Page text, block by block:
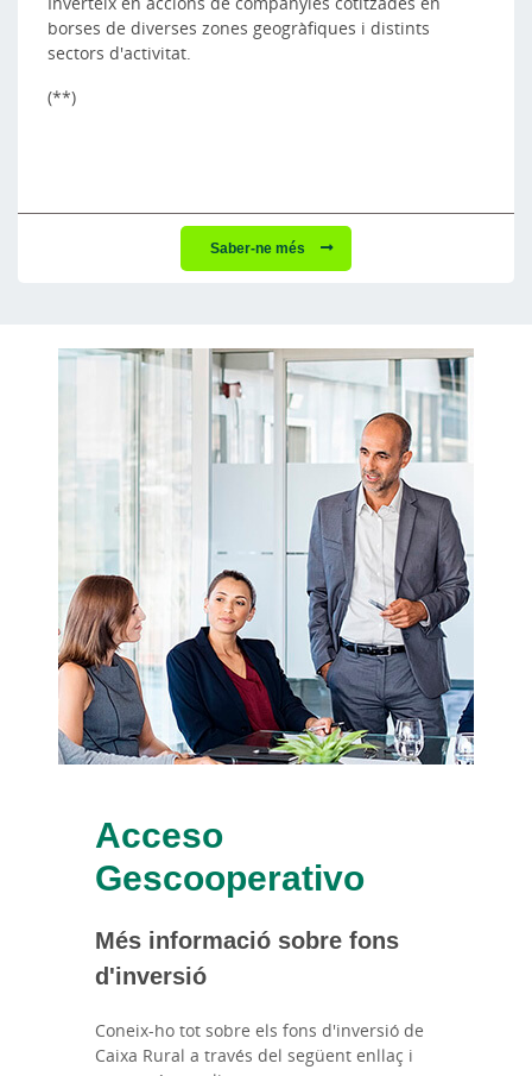
borses de diverses zones geogràfiques i distints
sectors d'activitat.
(**)
Saber-ne més
Acceso
Gescooperativo
Més informació sobre fons
d'inversió
Coneix-ho tot sobre els fons d'inversió de
Caixa Rural a través del següent enllaç i